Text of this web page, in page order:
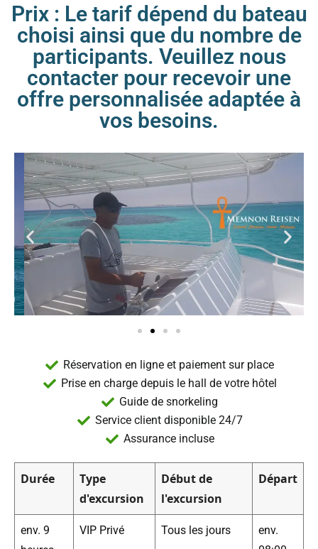
Prix : Le tarif dépend du bateau
choisi ainsi que du nombre de
participants. Veuillez nous
contacter pour recevoir une
offre personnalisée adaptée à
vos besoins.
Réservation en ligne et paiement sur place
Prise en charge depuis le hall de votre hôtel
Guide de snorkeling
Service client disponible 24/7
Assurance incluse
Durée
Type
d'excursion
Début de
l'excursion
Départ
env. 9
VIP Privé Tous les jours
env.